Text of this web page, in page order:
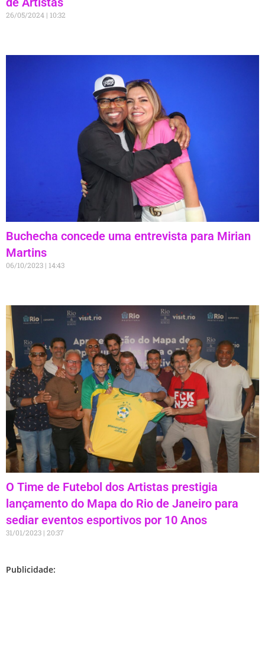
26/05/2024 10:32
Buchecha concede uma entrevista para Mirian
Martins
06/10/2023 14:43
O Time de Futebol dos Artistas prestigia
lançamento do Mapa do Rio de Janeiro para
sediar eventos esportivos por 10 Anos
31/01/2023 20:37
Publicidade: